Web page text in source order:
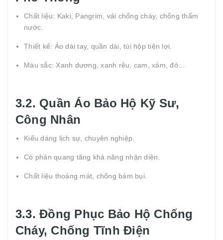
Chất liệu: Kaki, Pangrim, vải chống cháy, chống thấm
nước.
Thiết kế: Áo dài tay, quần dài, túi hộp tiện lợi.
Màu sắc: Xanh dương, xanh rêu, cam, xám, đỏ…
3.2. Quần Áo Bảo Hộ Kỹ Sư,
Công Nhân
Kiểu dáng lịch sự, chuyên nghiệp.
Có phản quang tăng khả năng nhận diện.
Chất liệu thoáng mát, chống bám bụi.
3.3. Đồng Phục Bảo Hộ Chống
Cháy, Chống Tĩnh Điện